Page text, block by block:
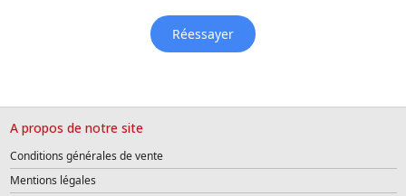
Réessayer
A propos de notre site
Conditions générales de vente
Mentions légales